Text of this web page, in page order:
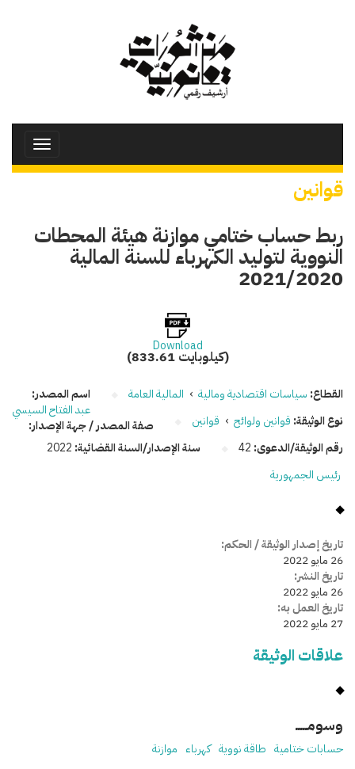
Toggle
قوانين
ربط حساب ختامي موازنة هيئة المحطات
النووية لتوليد الكهرباء للسنة المالية
2021/2020
Download
(833.61 كيلوبايت)
القطاع: سياسات اقتصادية ومالية › المالية العامة
نوع الوثيقة: قوانين ولوائح › قوانين
رقم الوثيقة/الدعوى: 42 سنة الإصدار/السنة القضائية: 2022
اسم المصدر:
عبد الفتاح السيسي
صفة المصدر / جهة الإصدار:
رئيس الجمهورية
تاريخ إصدار الوثيقة / الحكم:
26 مايو 2022
تاريخ النشر:
26 مايو 2022
تاريخ العمل به:
27 مايو 2022
علاقات الوثيقة
وسومـــــ
حسابات ختامية طاقة نووية كهرباء موازنة